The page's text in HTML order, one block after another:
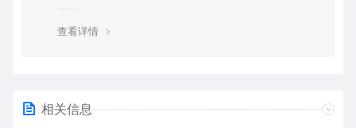
查看详情
相关信息